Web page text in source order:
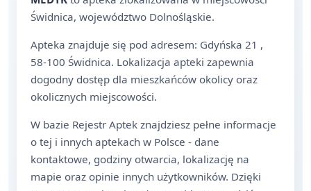
Świdnica, województwo Dolnośląskie.
Apteka znajduje się pod adresem: Gdyńska 21 ,
58-100 Świdnica. Lokalizacja apteki zapewnia
dogodny dostęp dla mieszkańców okolicy oraz
okolicznych miejscowości.
W bazie Rejestr Aptek znajdziesz pełne informacje
o tej i innych aptekach w Polsce - dane
kontaktowe, godziny otwarcia, lokalizację na
mapie oraz opinie innych użytkowników. Dzięki